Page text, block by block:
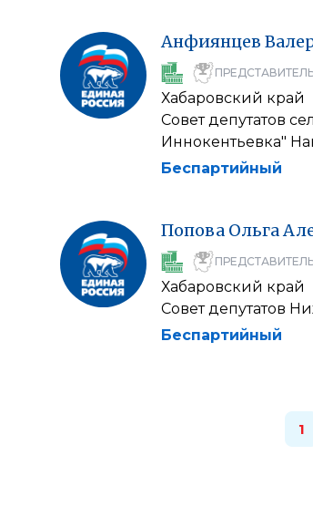
Анфиянцев
Хабаровский край
Совет депутатов
Иннокентьевка"
Беспартийный
Попова Ольга
Хабаровский край
Совет депутатов
Беспартийный
1